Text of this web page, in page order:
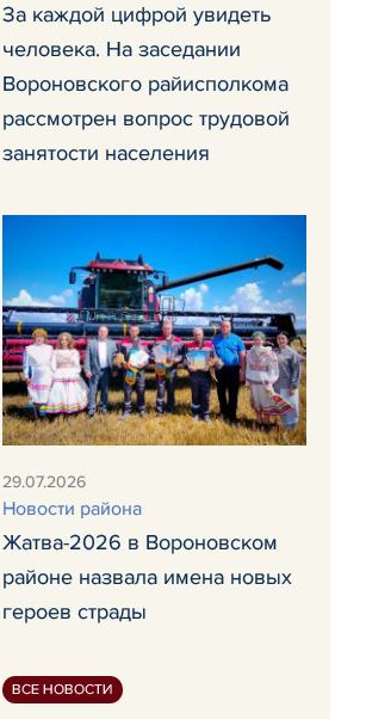
За каждой цифрой увидеть
человека. На заседании
Вороновского райисполкома
рассмотрен вопрос трудовой
занятости населения
29.07.2026
Новости района
Жатва-2026 в Вороновском
районе назвала имена новых
героев страды
ВСЕ НОВОСТИ